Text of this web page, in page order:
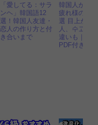
「愛してる：サラ
ンヘ」韓国語12
選！韓国人友達・
恋人の作り方と付
き合いまで
韓国人が解
疲れ様の韓
選 目上から
人、수고と
違いも｜音
PDF付き